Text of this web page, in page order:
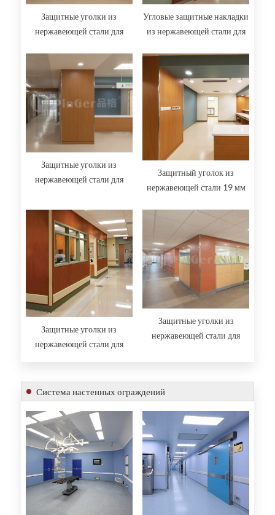
Защитные уголки из
нержавеющей стали для
Угловые защитные накладки
из нержавеющей стали для
Защитные уголки из
нержавеющей стали для
Защитный уголок из
нержавеющей стали 19 мм
Защитные уголки из
нержавеющей стали для
Защитные уголки из
нержавеющей стали для
Система настенных ограждений